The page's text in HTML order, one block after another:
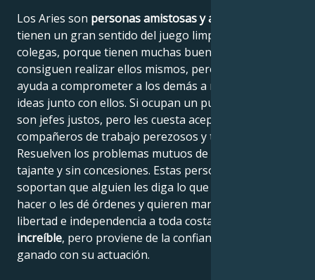
Los Aries son personas amistosas y alegres
tienen un gran sentido del juego limpio. Son buenos
colegas, porque tienen muchas buenas ideas que no
consiguen realizar ellos mismos, pero su entusiasmo
ayuda a comprometer a los demás a realizar sus
ideas junto con ellos. Si ocupan un puesto directivo,
son jefes justos, pero les cuesta aceptar a
compañeros de trabajo perezosos y torpes.
Resuelven los problemas mutuos de forma rápida,
tajante y sin concesiones. Estas personas no
soportan que alguien les diga lo que tienen que
hacer o les dé órdenes y quieren mantener su
libertad e independencia a toda costa. Su
increíble, pero proviene de la confianza que han
ganado con su actuación.